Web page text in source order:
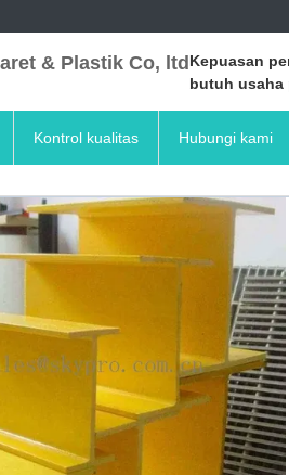
& Plastik Co, ltd Kepuasan
butuh usaha
Kontrol kualitas Hubungi kami